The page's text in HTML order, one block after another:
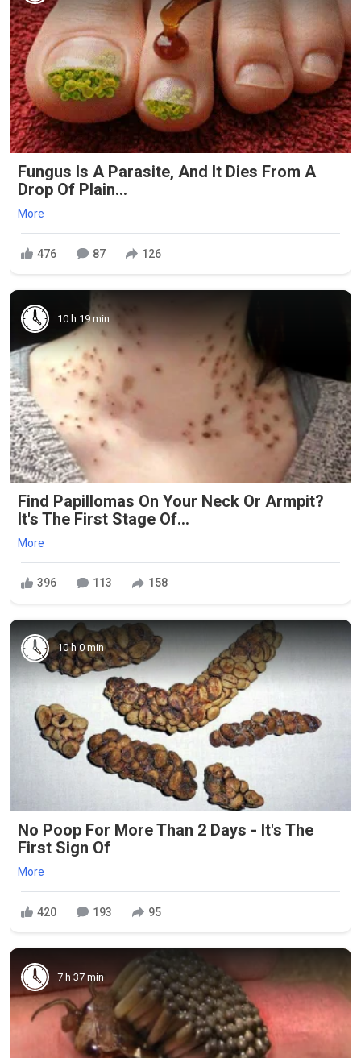
Fungus Is A Parasite, And It Dies From A
Drop Of Plain...
More
476 87 126
10 h 19 min
Find Papillomas On Your Neck Or Armpit?
It's The First Stage Of...
More
396 113 158
10 h 0 min
No Poop For More Than 2 Days - It's The
First Sign Of
More
420 193 95
7 h 37 min